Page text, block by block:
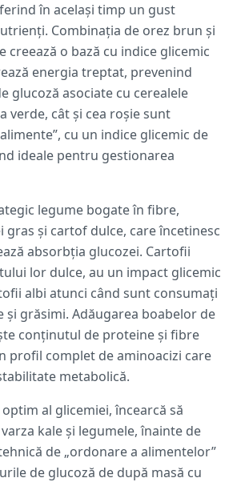
în același timp un gust
Combinația de orez brun și
creează o bază cu indice glicemic
energia treptat, prevenind
glucoză asociate cu cerealele
verde, cât și cea roșie sunt
cu un indice glicemic de
ideale pentru gestionarea
legume bogate în fibre,
gras și cartof dulce, care încetinesc
absorbția glucozei. Cartofii
lor dulce, au un impact glicemic
albi atunci când sunt consumați
grăsimi. Adăugarea boabelor de
conținutul de proteine și fibre
profil complet de aminoacizi care
metabolică.
al glicemiei, încearcă să
kale și legumele, înainte de
de „ordonare a alimentelor”
de glucoză de după masă cu